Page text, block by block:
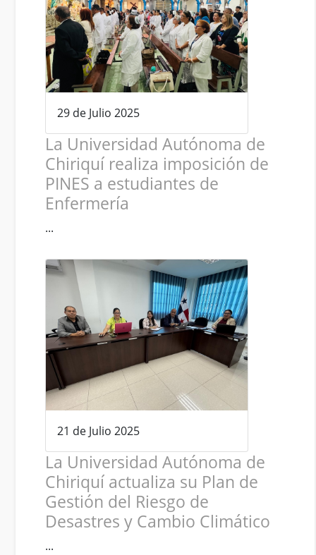
29 de Julio 2025
La Universidad Autónoma de
Chiriquí realiza imposición de
PINES a estudiantes de
Enfermería
...
21 de Julio 2025
La Universidad Autónoma de
Chiriquí actualiza su Plan de
Gestión del Riesgo de
Desastres y Cambio Climático
...